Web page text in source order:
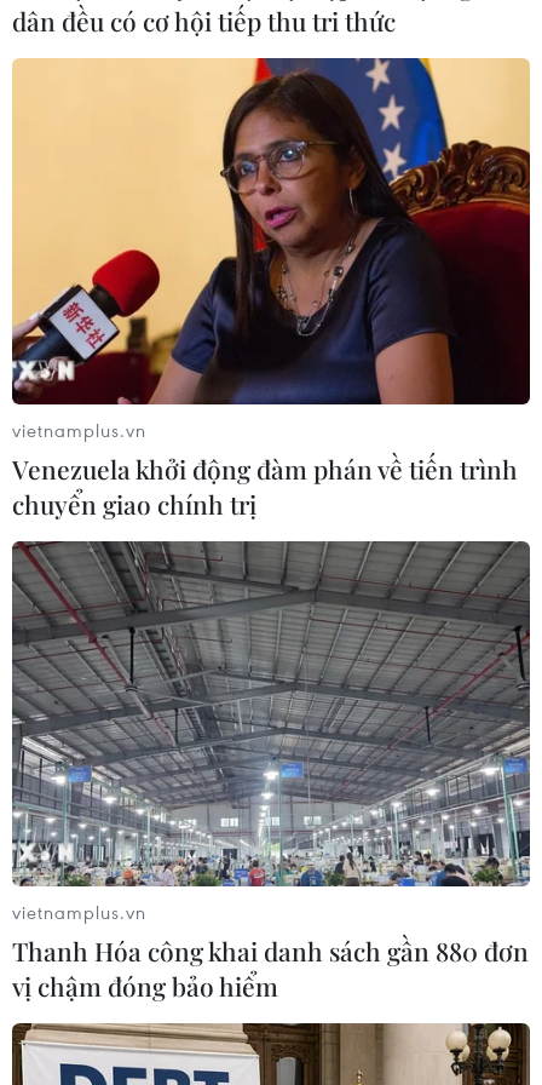
Campuchia bỏ lỡ mục tiêu xuất khẩu 1
triệu tấn gạo năm 2016
Theo báo cáo của Bộ Nông nghiệp Campuchia, trong
hai năm liên tiếp, Campuchia đã không thể hoàn thành
được mục tiêu xuất khẩu gạo một triệu tấn mỗi năm như
kế hoạch chính phủ nước này đề ra.
dân đều có cơ hội tiếp thu tri thức
vietnamplus.vn
Venezuela khởi động đàm phán về tiến trình
chuyển giao chính trị
vietnamplus.vn
Thanh Hóa công khai danh sách gần 880 đơn
vị chậm đóng bảo hiểm